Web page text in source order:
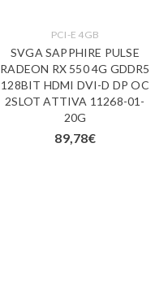
PCI-E 4GB
SVGA SAPPHIRE PULSE
RADEON RX 550 4G GDDR5
128BIT HDMI DVI-D DP OC
2SLOT ATTIVA 11268-01-
20G
89,78€